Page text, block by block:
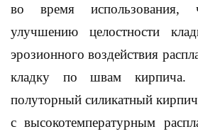
во время использования,
улучшению целостности
эрозионного воздействия
кладку по швам кирпича.
полуторный силикатный кирпич
с высокотемпературным